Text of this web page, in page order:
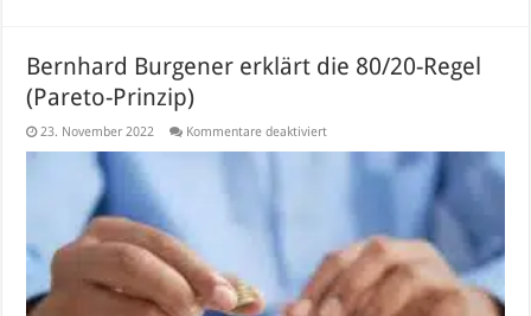
Bernhard Burgener erklärt die 80/20-Regel
(Pareto-Prinzip)
23. November 2022 Kommentare deaktiviertfür
(Pareto-
Prinzip)